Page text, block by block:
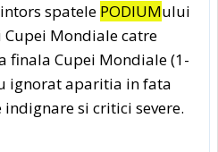
spatele PODIUMului
Mondiale catre
finala Cupei Mondiale (1-
ignorat aparitia in fata
si critici severe.